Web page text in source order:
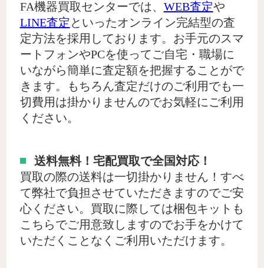
FA機器買取センターでは、 WEB査定や
LINE査定 といったオンライン完結型の査
定方法を採用しております。お手元のスマ
ートフォンやPCを使ってご自宅・職場に
いながら簡単に査定額を把握することがで
きます。もちろん査定だけのご利用でも一
切費用は掛かりませんのでお気軽にご利用
ください。
送料無料！宅配買取で全国対応！
買取の際の送料は一切掛かりません！すべ
て弊社で負担させていただきますのでご安
心ください。買取に際しては梱包キットも
こちらでご用意致しますのでお手をかけて
いただくことなくご利用いただけます。